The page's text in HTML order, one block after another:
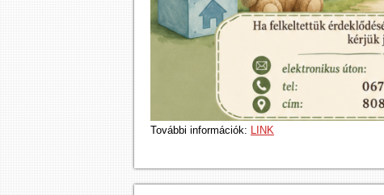
További információk: LINK